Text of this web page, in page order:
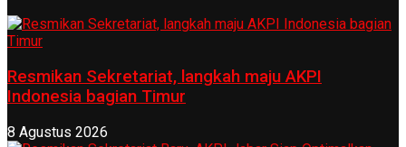
Resmikan Sekretariat, langkah maju AKPI
Indonesia bagian Timur
8 Agustus 2026